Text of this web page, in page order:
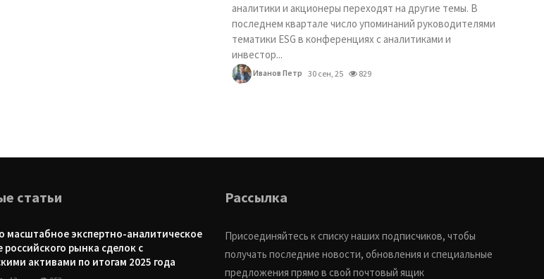
аналитики и акционеры переходят на другие темы. В
последнем квартале число упоминаний руководителями
тематики ESG в конференциях с аналитиками и
инвестор...
Иванов Петр 30 сен, 25 829
статьи
масштабное экспертно-аналитическое
российского рынка сделок с
активами по итогам 2025 года
Рассылка
Присоединяйтесь к списку наших подписчиков, чтобы
получать последние новости, обновления и специальные
предложения прямо в свой почтовый ящик